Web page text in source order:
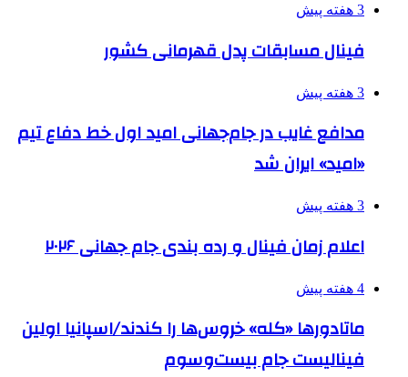
3 هفته پیش
فینال مسابقات پدل قهرمانی کشور
3 هفته پیش
مدافع غایب در جام‌جهانی امید اول خط دفاع تیم
«امید» ایران شد
3 هفته پیش
اعلام زمان فینال و رده بندی جام جهانی ۲۰۲۶
4 هفته پیش
ماتادورها «کله» خروس‌ها را کندند/اسپانیا اولین
فینالیست جام بیست‌وسوم